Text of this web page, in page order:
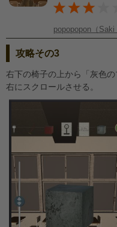
popopopon（Saki
攻略その3
右下の椅子の上から「灰色の
右にスクロールさせる。